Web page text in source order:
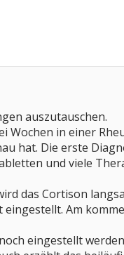
auszutauschen.
Wochen in einer
hat. Die erste
und viele
das Cortison
Am
eingestellt